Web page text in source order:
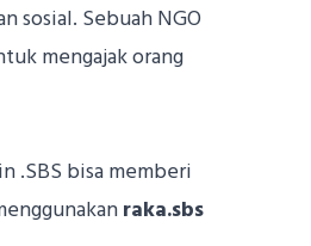
sosial. Sebuah NGO
mengajak orang
.SBS bisa memberi
raka.sbs